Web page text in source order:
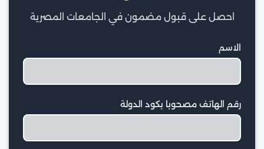
احصل على قبول مضمون في الجامعات المصرية
الاسم
رقم الهاتف مصحوبا بكود الدولة